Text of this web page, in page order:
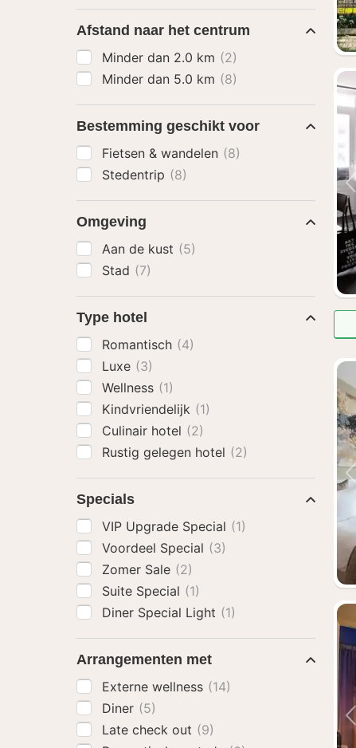
Afstand naar het centrum
Minder dan 2.0 km (2)
Minder dan 5.0 km (8)
Bestemming geschikt voor
Fietsen & wandelen (8)
Stedentrip (8)
Omgeving
Aan de kust (5)
Stad (7)
Type hotel
Romantisch (4)
Luxe (3)
Wellness (1)
Kindvriendelijk (1)
Culinair hotel (2)
Rustig gelegen hotel (2)
Specials
VIP Upgrade Special (1)
Voordeel Special (3)
Zomer Sale (2)
Suite Special (1)
Diner Special Light (1)
Arrangementen met
Externe wellness (14)
Diner (5)
Late check out (9)